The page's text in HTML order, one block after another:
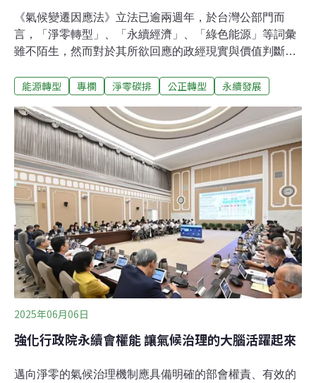
《氣候變遷因應法》立法已逾兩週年，於台灣公部門而
言，「淨零轉型」、「永續經濟」、「綠色能源」等詞彙
雖不陌生，然而對於其所欲回應的政經現實與價值判斷，
年《巴黎協定》所揭示的2050淨零轉型和公正轉型，毋寧
經賽局（瞧瞧川普），也並不止步於經濟活動、環境工程
的轉型，亦包含與經濟發展相互交織的社會、文化、歷
史、族群、性別和階級等繁紛的知識領域。其中，致力以
人為核心，以平等、包容共融的方式，發展綠色經濟的
「公正轉型」，便可說是淨零的孿生概念。鏡頭轉回台
灣，淨零一詞的說法與目標，無論政府主導的會議或民間
的綠領人才講座，往往自相矛盾。例如，2024年碳費費率
出爐前，經濟部一方面主張提升台灣產業綠色競爭力，接
軌歐盟CBAM和相關法制，卻又聲稱如果收取過高的碳
費，「企業可能關廠、勞工可能失業」。若善意理解
能源轉型 專欄 淨零碳排 公正轉型 永續發展
2025年06月06日
強化行政院永續會權能 讓氣候治理的大腦活躍起來
邁向淨零的氣候治理機制應具備明確的部會權責、有效的